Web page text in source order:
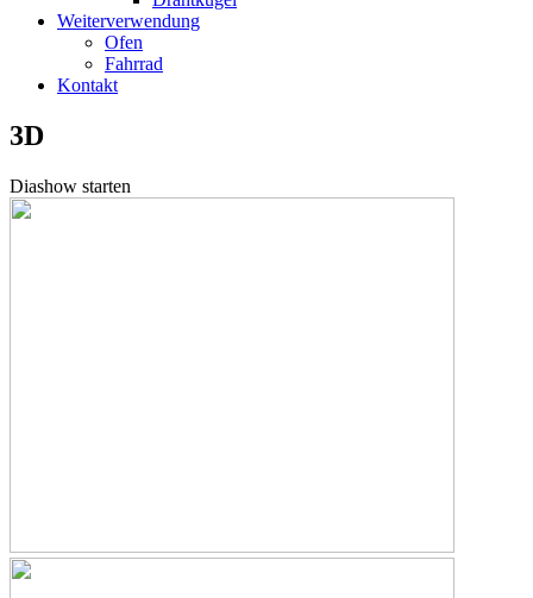
Weiterverwendung
Ofen
Fahrrad
Kontakt
3D
Diashow starten